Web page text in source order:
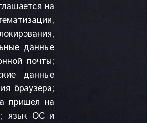
на
данные
почты;
данные
браузера;
пришел на
язык ОС и